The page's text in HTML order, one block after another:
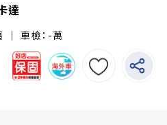
達
｜ 車檢：-萬